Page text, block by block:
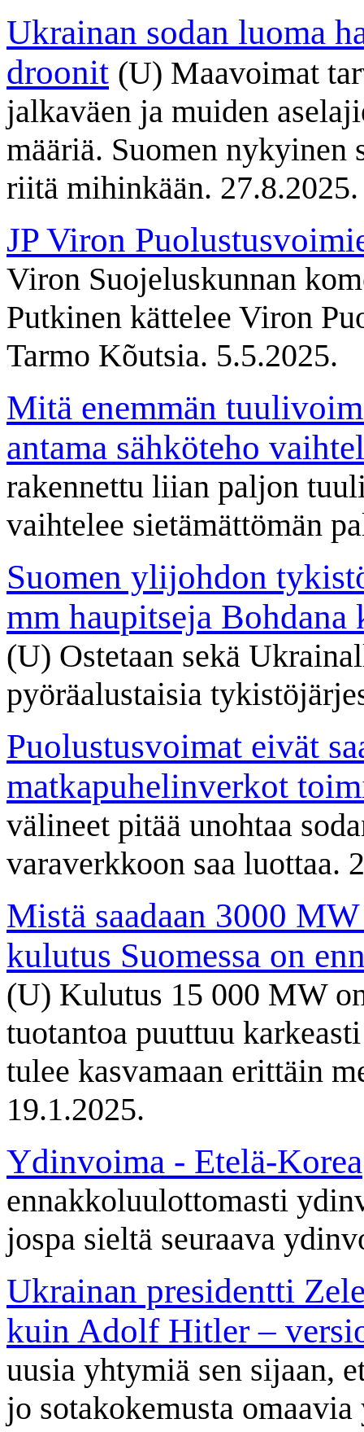
Ukrainan sodan luoma
droonit (U) Maavoimat
jalkaväen ja muiden
määriä. Suomen nykyinen
riitä mihinkään. 27.8.2025.
JP Viron
Viron Suojeluskunnan
Putkinen kättelee Viron
Tarmo Kõutsia. 5.5.2025.
Mitä enemmän
antama sähköteho
rakennettu liian paljon
vaihtelee sietämättömän
Suomen ylijohdon
mm haupitseja
(U) Ostetaan sekä
pyöräalustaisia
Puolustusvoimat eivät
matkapuhelinverkot
välineet pitää unohtaa
varaverkkoon saa luottaa.
Mistä saadaan 3000
kulutus Suomessa on
(U) Kulutus 15 000 MW
tuotantoa puuttuu
tulee kasvamaan erittäin
19.1.2025.
Ydinvoima - Etelä-Korea
ennakkoluulottomasti
jospa sieltä seuraava
Ukrainan presidentti
kuin Adolf Hitler –
uusia yhtymiä sen sijaan,
jo sotakokemusta